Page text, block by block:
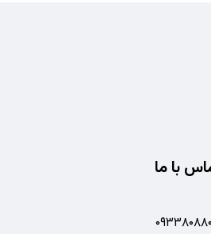
با ما